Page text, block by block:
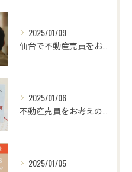
2025/01/09
2025/01/06
2025/01/05